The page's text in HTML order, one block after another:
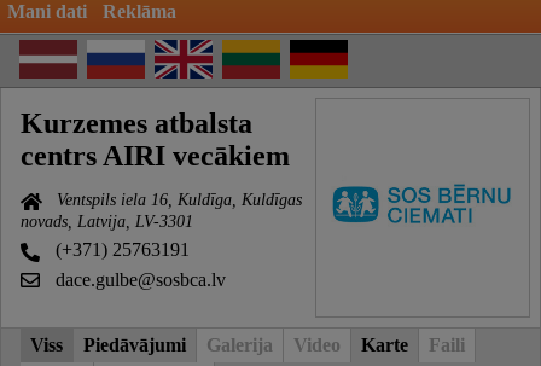
Mani dati
Reklāma
Kurzemes atbalsta
centrs AIRI vecākiem
Ventspils iela 16, Kuldīga, Kuldīgas
novads, Latvija, LV-3301
(+371) 25763191
dace.gulbe@sosbca.lv
Viss Piedāvājumi Galerija Video Karte
Faili